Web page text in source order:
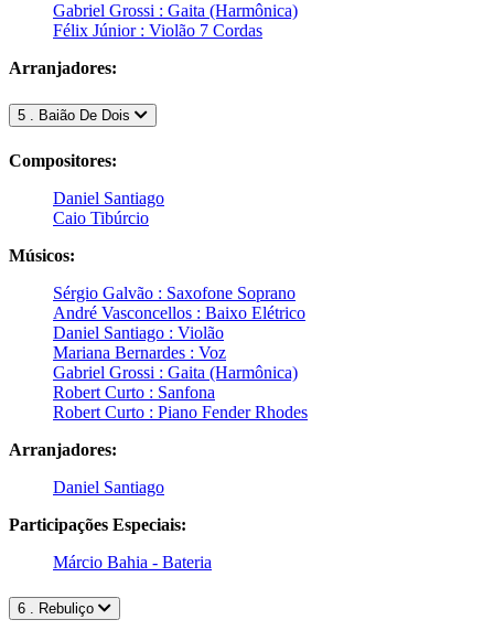
Gabriel Grossi : Gaita (Harmônica)
Félix Júnior : Violão 7 Cordas
Arranjadores:
5 . Baião De Dois
Compositores:
Daniel Santiago
Caio Tibúrcio
Músicos:
Sérgio Galvão : Saxofone Soprano
André Vasconcellos : Baixo Elétrico
Daniel Santiago : Violão
Mariana Bernardes : Voz
Gabriel Grossi : Gaita (Harmônica)
Robert Curto : Sanfona
Robert Curto : Piano Fender Rhodes
Arranjadores:
Daniel Santiago
Participações Especiais:
Márcio Bahia - Bateria
6 . Rebuliço